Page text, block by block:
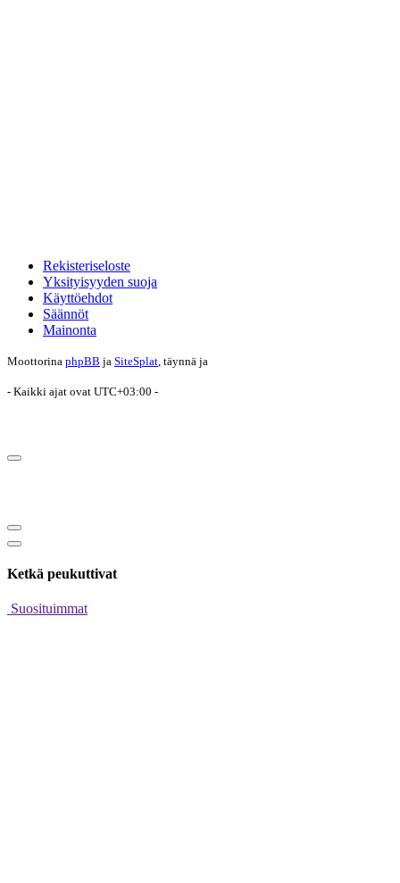
Rekisteriseloste
Yksityisyyden suoja
Käyttöehdot
Säännöt
Mainonta
Moottorina phpBB ja SiteSplat, täynnä ja
- Kaikki ajat ovat UTC+03:00 -
Ketkä peukuttivat
Suosituimmat